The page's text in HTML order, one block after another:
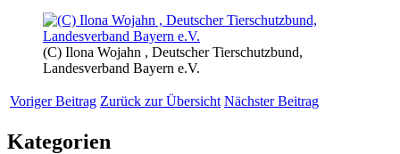
(C) Ilona Wojahn , Deutscher Tierschutzbund,
Landesverband Bayern e.V.
Voriger Beitrag Zurück zur Übersicht Nächster Beitrag
Kategorien